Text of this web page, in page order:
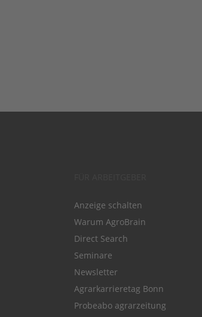
Anzeige schalten
Warum AgroBrain
Direct Search
Seminare
Newsletter
Agrarkarrieretag Bonn
Probeabo agrarzeitung